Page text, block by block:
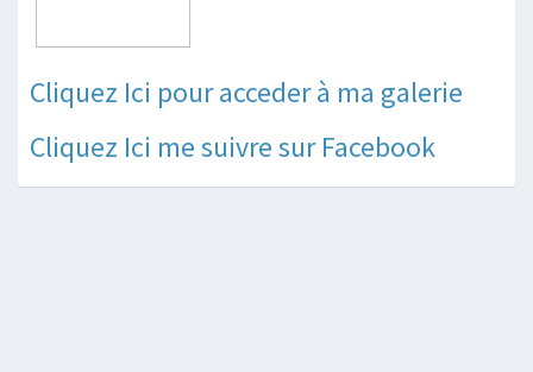
Cliquez Ici pour acceder à ma galerie
Cliquez Ici me suivre sur Facebook